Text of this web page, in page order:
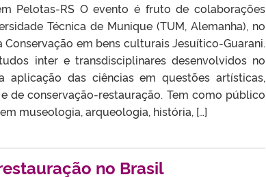
Pelotas-RS O evento é fruto de colaborações
Técnica de Munique (TUM, Alemanha), no
em bens culturais Jesuítico-Guarani.
inter e transdisciplinares desenvolvidos no
das ciências em questões artísticas,
de conservação-restauração. Tem como público
museologia, arqueologia, história, […]
no Brasil